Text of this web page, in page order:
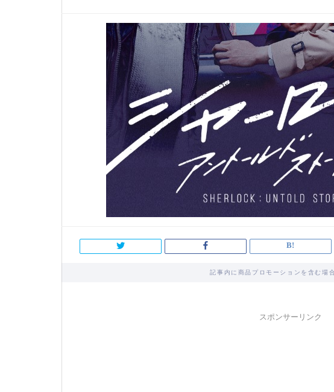
記事内に商品プロモーションを含む場
スポンサーリンク